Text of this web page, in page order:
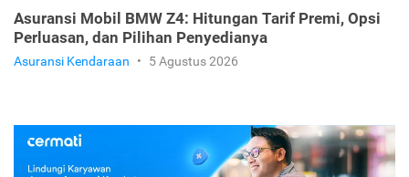
Asuransi Mobil BMW Z4: Hitungan Tarif Premi, Opsi
Perluasan, dan Pilihan Penyedianya
Asuransi Kendaraan • 5 Agustus 2026